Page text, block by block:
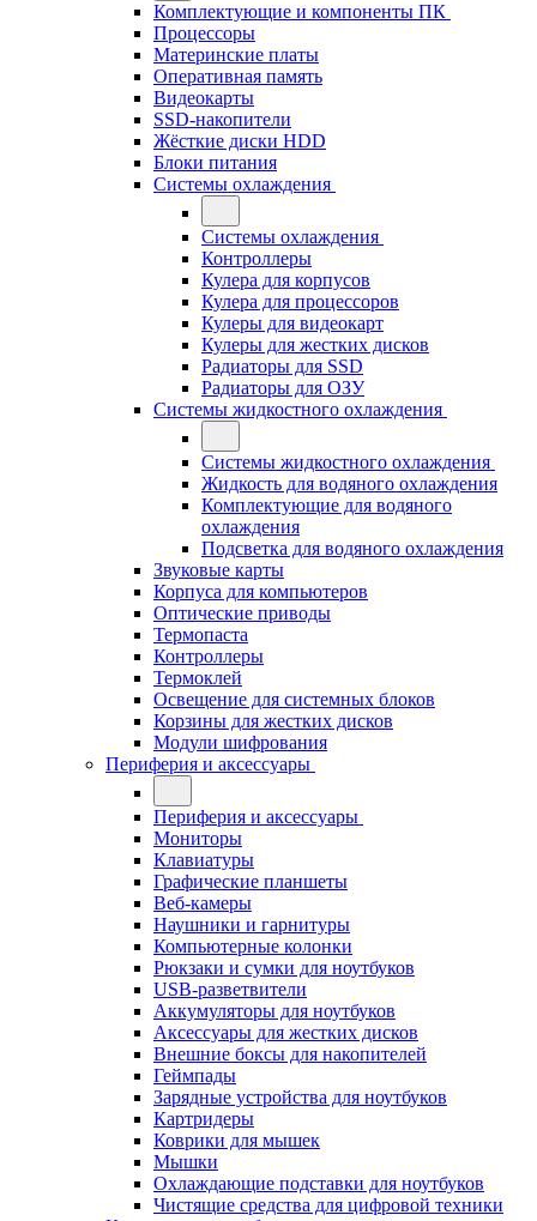
Комплектующие и компоненты ПК
Процессоры
Материнские платы
Оперативная память
Видеокарты
SSD-накопители
Жёсткие диски HDD
Блоки питания
Системы охлаждения
Системы охлаждения
Контроллеры
Кулера для корпусов
Кулера для процессоров
Кулеры для видеокарт
Кулеры для жестких дисков
Радиаторы для SSD
Радиаторы для ОЗУ
Системы жидкостного охлаждения
Системы жидкостного охлаждения
Жидкость для водяного охлаждения
Комплектующие для водяного
охлаждения
Подсветка для водяного охлаждения
Звуковые карты
Корпуса для компьютеров
Оптические приводы
Термопаста
Контроллеры
Термоклей
Освещение для системных блоков
Корзины для жестких дисков
Модули шифрования
Периферия и аксессуары
Периферия и аксессуары
Мониторы
Клавиатуры
Графические планшеты
Веб-камеры
Наушники и гарнитуры
Компьютерные колонки
Рюкзаки и сумки для ноутбуков
USB-разветвители
Аккумуляторы для ноутбуков
Аксессуары для жестких дисков
Внешние боксы для накопителей
Геймпады
Зарядные устройства для ноутбуков
Картридеры
Коврики для мышек
Мышки
Охлаждающие подставки для ноутбуков
Чистящие средства для цифровой техники